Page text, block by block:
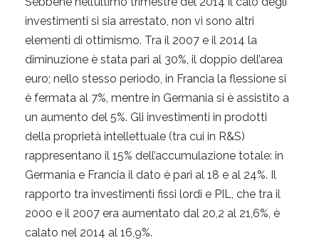
investimenti si sia arrestato, non vi sono altri
elementi di ottimismo. Tra il 2007 e il 2014 la
diminuzione è stata pari al 30%, il doppio dell’area
euro; nello stesso periodo, in Francia la flessione si
è fermata al 7%, mentre in Germania si è assistito a
un aumento del 5%. Gli investimenti in prodotti
della proprietà intellettuale (tra cui in R&S)
rappresentano il 15% dell’accumulazione totale: in
Germania e Francia il dato è pari al 18 e al 24%. Il
rapporto tra investimenti fissi lordi e PIL, che tra il
2000 e il 2007 era aumentato dal 20,2 al 21,6%, è
calato nel 2014 al 16,9%.